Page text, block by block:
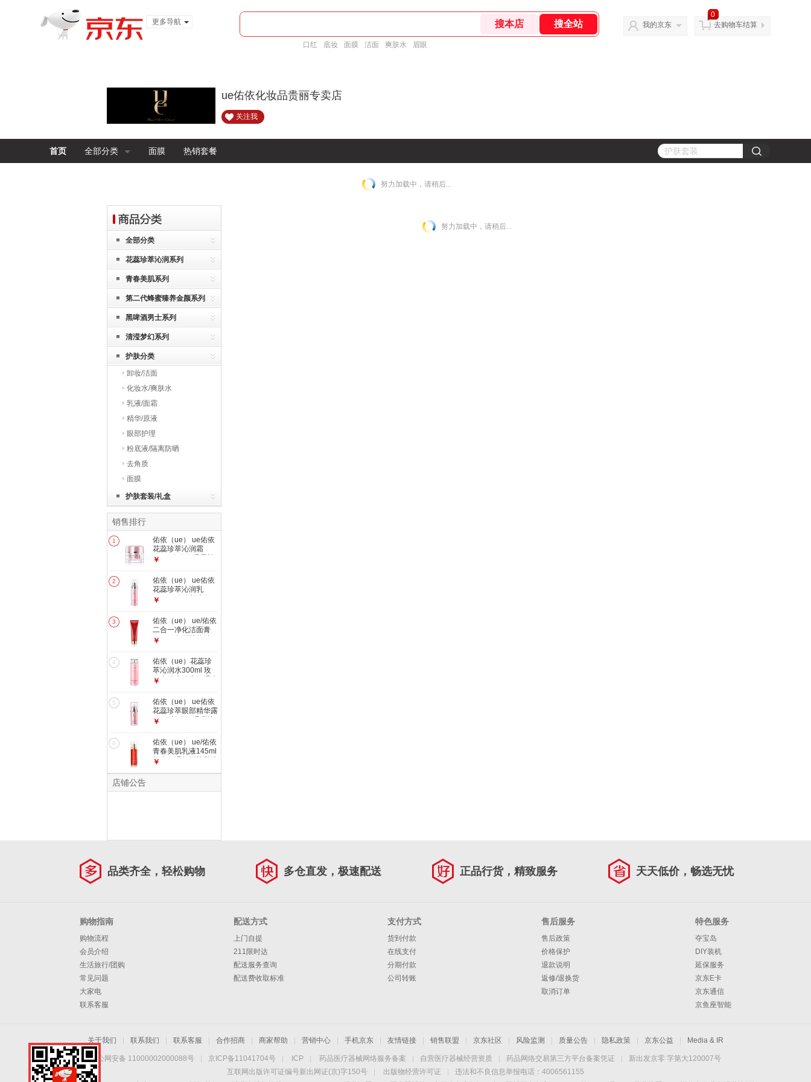
更多导航
口红 底妆 面膜 洁面 爽肤水 眉眼
我的京东
0
去购物车结算
ue佑依化妆品贵丽专卖店
关注我
首页 全部分类 面膜 热销套餐
努力加载中，请稍后...
全部分类
花蕊珍萃沁润系列
青春美肌系列
第二代蜂蜜臻养金颜系列
黑啤酒男士系列
清滢梦幻系列
护肤分类
卸妆/洁面
化妆水/爽肤水
乳液/面霜
精华/原液
眼部护理
粉底液/隔离防晒
去角质
面膜
护肤套装/礼盒
销售排行
1
佑依（ue） ue佑依
花蕊珍萃沁润霜
50ml 玫瑰保湿霜补
￥
2
佑依（ue） ue佑依
花蕊珍萃沁润乳
145ml 玫瑰补水保
￥
3
佑依（ue） ue/佑依
二合一净化洁面膏
150ml 红石榴泡沫
￥
4
佑依（ue）花蕊珍
萃沁润水300ml 玫
瑰大粉水沁润保湿水
￥
5
佑依（ue） ue佑依
花蕊珍萃眼部精华露
20ml 补水保湿呵护
20ml
￥
6
佑依（ue） ue/佑依
青春美肌乳液145ml
补水保湿红石榴乳液
￥
店铺公告
努力加载中，请稍后...
品类齐全，轻松购物 多仓直发，极速配送 正品行货，精致服务 天天低价，畅选无忧
购物指南
购物流程
会员介绍
生活旅行/团购
常见问题
大家电
联系客服
配送方式
上门自提
211限时达
配送服务查询
配送费收取标准
支付方式
货到付款
在线支付
分期付款
公司转账
售后服务
售后政策
价格保护
退款说明
返修/退换货
取消订单
特色服务
夺宝岛
DIY装机
延保服务
京东E卡
京东通信
京鱼座智能
关于我们 联系我们 联系客服 合作招商 商家帮助 营销中心 手机京东 友情链接 销售联盟 京东社区 风险监测 质量公告 隐私政策 京东公益 Media & IR
京公网安备 11000002000088号 京ICP备11041704号 ICP 药品医疗器械网络服务备案 自营医疗器械经营资质 药品网络交易第三方平台备案凭证
新出发京零 字第大120007号
互联网出版许可证编号新出网证(京)字150号
出版物经营许可证
违法和不良信息举报电话：4006561155